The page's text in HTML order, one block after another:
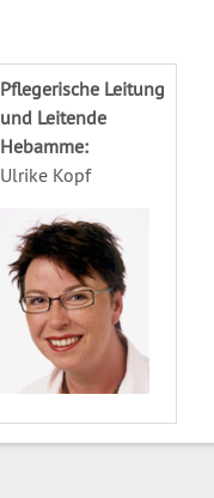
Pflegerische Leitung
und Leitende
Hebamme:
Ulrike Kopf